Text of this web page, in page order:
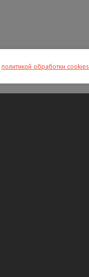
политикой обработки cookies